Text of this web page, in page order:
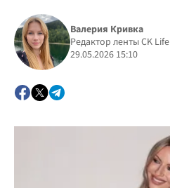
Валерия Кривка
Редактор ленты CK Life
29.05.2026 15:10